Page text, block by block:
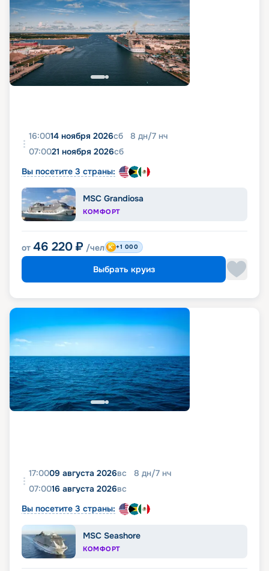
16:0014 ноября 2026сб 8 дн/7 нч
07:0021 ноября 2026сб
Вы посетите 3 страны:
MSC Grandiosa
КОМФОРТ
от 46 220 ₽ /чел +1 000
Выбрать круиз
17:0009 августа 2026вс 8 дн/7 нч
07:0016 августа 2026вс
Вы посетите 3 страны:
MSC Seashore
КОМФОРТ